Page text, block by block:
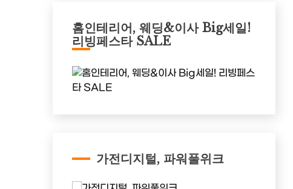
홈인테리어, 웨딩&이사 Big세일!
리빙페스타 SALE
가전디지털, 파워풀위크